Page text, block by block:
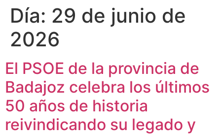
Día: 29 de junio de
2026
El PSOE de la provincia de
Badajoz celebra los últimos
50 años de historia
reivindicando su legado y